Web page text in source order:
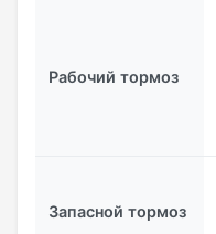
Рабочий тормоз
Запасной тормоз